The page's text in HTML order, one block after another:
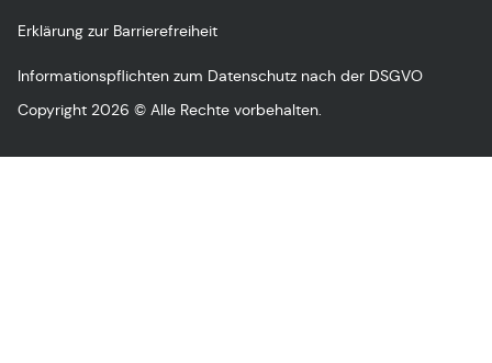
Erklärung zur Barrierefreiheit
Informationspflichten zum Datenschutz nach der DSGVO
Copyright 2026 © Alle Rechte vorbehalten.